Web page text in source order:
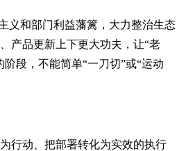
义和部门利益藩篱，大力整治生态
产品更新上下更大功夫，让“老
段，不能简单“一刀切”或“运动
行动、把部署转化为实效的执行